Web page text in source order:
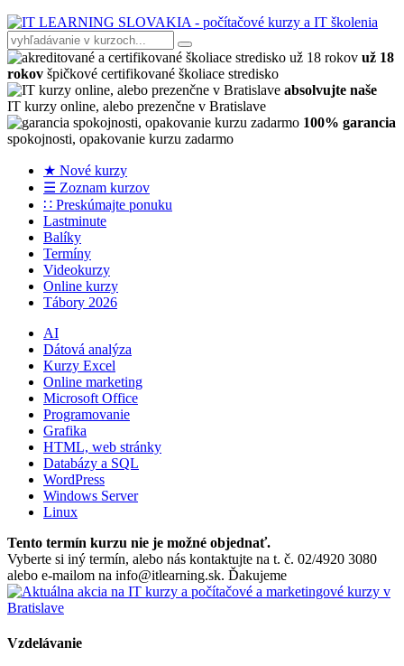
už 18
rokov špičkové certifikované školiace stredisko
absolvujte naše
IT kurzy online, alebo prezenčne v Bratislave
100% garancia
spokojnosti, opakovanie kurzu zadarmo
★ Nové kurzy
☰ Zoznam kurzov
∷ Preskúmajte ponuku
Lastminute
Balíky
Termíny
Videokurzy
Online kurzy
Tábory 2026
AI
Dátová analýza
Kurzy Excel
Online marketing
Microsoft Office
Programovanie
Grafika
HTML, web stránky
Databázy a SQL
WordPress
Windows Server
Linux
Tento termín kurzu nie je možné objednať.
Vyberte si iný termín, alebo nás kontaktujte na t. č. 02/4920 3080
alebo e-mailom na info@itlearning.sk. Ďakujeme
Vzdelávanie